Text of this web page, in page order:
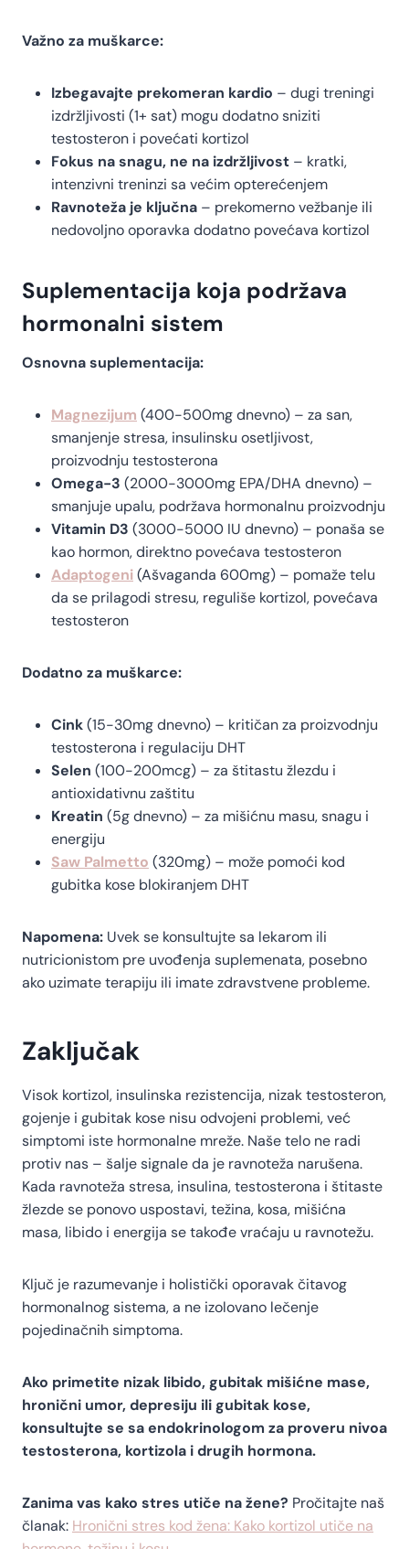
Važno za muškarce:
Izbegavajte prekomeran kardio – dugi treningi
izdržljivosti (1+ sat) mogu dodatno sniziti
testosteron i povećati kortizol
Fokus na snagu, ne na izdržljivost – kratki,
intenzivni treninzi sa većim opterećenjem
Ravnoteža je ključna – prekomerno vežbanje ili
nedovoljno oporavka dodatno povećava kortizol
Suplementacija koja podržava
hormonalni sistem
Osnovna suplementacija:
Magnezijum (400-500mg dnevno) – za san,
smanjenje stresa, insulinsku osetljivost,
proizvodnju testosterona
Omega-3 (2000-3000mg EPA/DHA dnevno) –
smanjuje upalu, podržava hormonalnu proizvodnju
Vitamin D3 (3000-5000 IU dnevno) – ponaša se
kao hormon, direktno povećava testosteron
Adaptogeni(Ašvaganda 600mg) – pomaže telu
da se prilagodi stresu, reguliše kortizol, povećava
testosteron
Dodatno za muškarce:
Cink(15-30mg dnevno) – kritičan za proizvodnju
testosterona i regulaciju DHT
Selen (100-200mcg) – za štitastu žlezdu i
antioxidativnu zaštitu
Kreatin (5g dnevno) – za mišićnu masu, snagu i
energiju
Saw Palmetto (320mg) – može pomoći kod
gubitka kose blokiranjem DHT
Napomena: Uvek se konsultujte sa lekarom ili
nutricionistom pre uvođenja suplemenata, posebno
ako uzimate terapiju ili imate zdravstvene probleme.
Zaključak
Visok kortizol, insulinska rezistencija, nizak testosteron,
gojenje i gubitak kose nisu odvojeni problemi, već
simptomi iste hormonalne mreže. Naše telo ne radi
protiv nas – šalje signale da je ravnoteža narušena.
Kada ravnoteža stresa, insulina, testosterona i štitaste
žlezde se ponovo uspostavi, težina, kosa, mišićna
masa, libido i energija se takođe vraćaju u ravnotežu.
Ključ je razumevanje i holistički oporavak čitavog
hormonalnog sistema, a ne izolovano lečenje
pojedinačnih simptoma.
Ako primetite nizak libido, gubitak mišićne mase,
hronični umor, depresiju ili gubitak kose,
konsultujte se sa endokrinologom za proveru nivoa
testosterona, kortizola i drugih hormona.
Zanima vas kako stres utiče na žene? Pročitajte naš
članak: Hronični stres kod žena: Kako kortizol utiče na